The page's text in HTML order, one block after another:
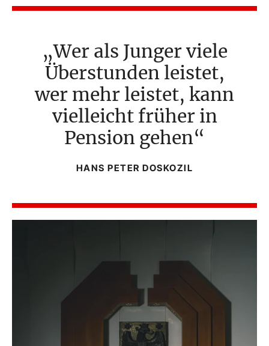
Wer als Junger viele
Überstunden leistet,
wer mehr leistet, kann
vielleicht früher in
Pension gehen
HANS PETER DOSKOZIL